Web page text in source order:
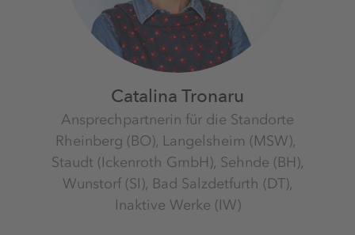
Catalina Tronaru
Ansprechpartnerin für die Standorte
Rheinberg (BO), Langelsheim (MSW), ​
Staudt (Ickenroth GmbH), Sehnde (BH),
Wunstorf (SI),​ Bad Salzdetfurth (DT),
Inaktive Werke (IW)